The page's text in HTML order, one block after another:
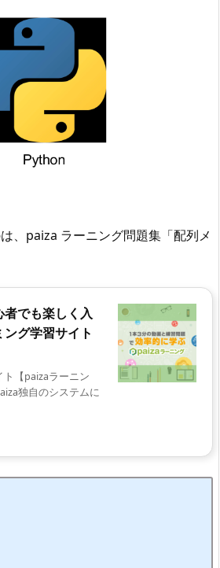
、paiza ラーニング問題集「配列メ
でも楽しく入
グ学習サイト
【paizaラーニン
独自のシステムに